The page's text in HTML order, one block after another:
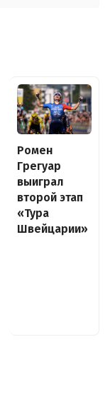
Ромен
Грегуар
выиграл
второй этап
«Тура
Швейцарии»